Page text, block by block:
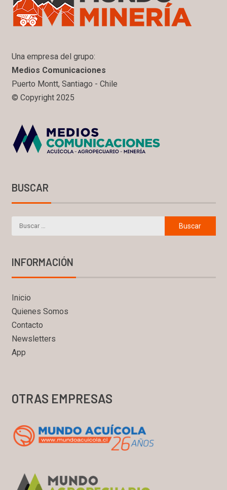
Una empresa del grupo:
Medios Comunicaciones
Puerto Montt, Santiago - Chile
© Copyright 2025
BUSCAR
INFORMACIÓN
Inicio
Quienes Somos
Contacto
Newsletters
App
OTRAS EMPRESAS